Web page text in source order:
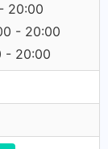
20:00
- 20:00
- 20:00